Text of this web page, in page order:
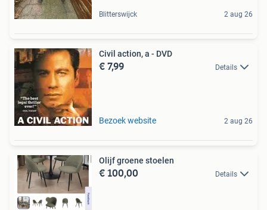
Blitterswijck 2 aug 26
Civil action, a - DVD
€ 7,99 Details
Bezoek website 2 aug 26
Olijf groene stoelen
€ 100,00 Details